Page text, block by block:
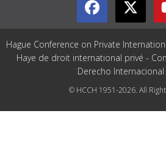
Hague Conference on Private
Haye de droit international privé -
Derecho Internacional
© HCCH 1951-2026. All